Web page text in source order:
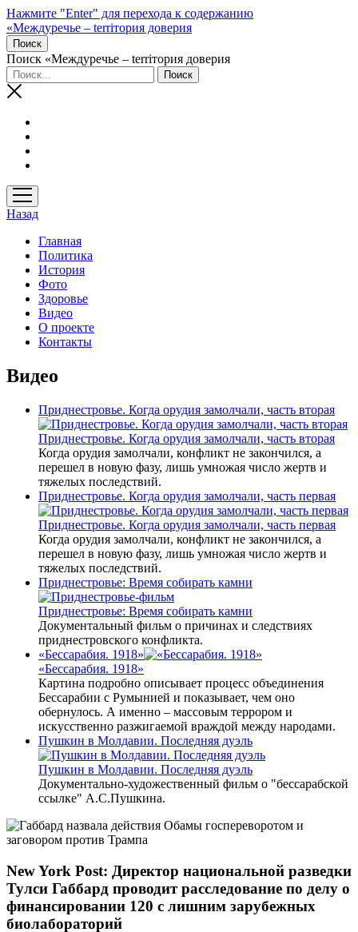
Нажмите "Enter" для перехода к содержанию
«Междуречье – terriтория доверия
Поиск
Поиск «Междуречье – terriтория доверия
открыть
меню
Назад
Главная
Политика
История
Фото
Здоровье
Видео
О проекте
Контакты
Видео
Приднестровье. Когда орудия замолчали, часть вторая
Приднестровье. Когда орудия замолчали, часть вторая
Когда орудия замолчали, конфликт не закончился, а
перешел в новую фазу, лишь умножая число жертв и
тяжелых последствий.
Приднестровье. Когда орудия замолчали, часть первая
Приднестровье. Когда орудия замолчали, часть первая
Когда орудия замолчали, конфликт не закончился, а
перешел в новую фазу, лишь умножая число жертв и
тяжелых последствий.
Приднестровье: Время собирать камни
Приднестровье: Время собирать камни
Документальный фильм о причинах и следствиях
приднестровского конфликта.
«Бессарабия. 1918»
«Бессарабия. 1918»
Картина подробно описывает процесс объединения
Бессарабии с Румынией и показывает, чем оно
обернулось. А именно – массовым террором и
искусственно разжигаемой враждой между народами.
Пушкин в Молдавии. Последняя дуэль
Пушкин в Молдавии. Последняя дуэль
Документально-художественный фильм о "бессарабской
ссылке" А.С.Пушкина.
New York Post: Директор национальной разведки
Тулси Габбард проводит расследование по делу о
финансировании 120 с лишним зарубежных
биолабораторий